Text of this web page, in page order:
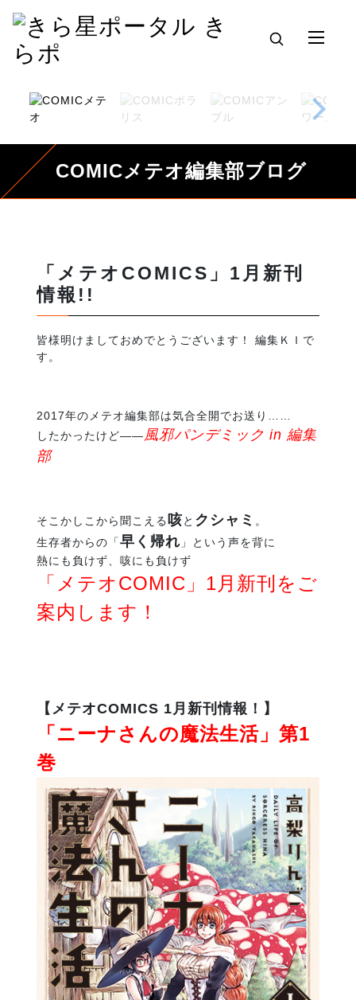
COMICメテオ編集部ブログ
「メテオCOMICS」1月新刊
情報!!
皆様明けましておめでとうございます！ 編集ＫＩで
す。
2017年のメテオ編集部は気合全開でお送り……
したかったけど――風邪パンデミック in 編集
部
そこかしこから聞こえる咳と クシャミ 。
生存者からの「早く帰れ 」という声を背に
熱にも負けず、咳にも負けず
「メテオCOMIC」1月新刊をご
案内します！
【メテオCOMICS 1月新刊情報！】
「ニーナさんの魔法生活」第1
巻